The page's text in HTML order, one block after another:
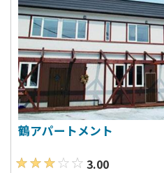
鶴アパートメント
3.00